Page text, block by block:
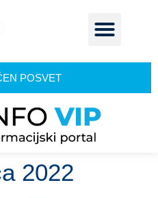
POSVET
2022